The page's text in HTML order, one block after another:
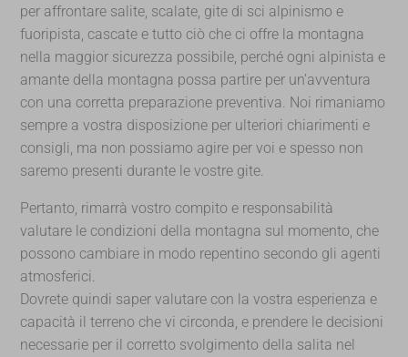
per affrontare salite, scalate, gite di sci alpinismo e
fuoripista, cascate e tutto ciò che ci offre la montagna
nella maggior sicurezza possibile, perché ogni alpinista e
amante della montagna possa partire per un’avventura
con una corretta preparazione preventiva. Noi rimaniamo
sempre a vostra disposizione per ulteriori chiarimenti e
consigli, ma non possiamo agire per voi e spesso non
saremo presenti durante le vostre gite.
Pertanto, rimarrà vostro compito e responsabilità
valutare le condizioni della montagna sul momento, che
possono cambiare in modo repentino secondo gli agenti
atmosferici.
Dovrete quindi saper valutare con la vostra esperienza e
capacità il terreno che vi circonda, e prendere le decisioni
necessarie per il corretto svolgimento della salita nel